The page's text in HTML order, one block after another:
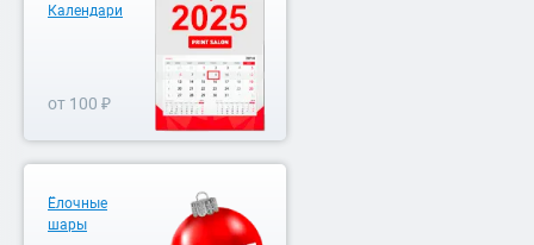
Календари
от 100 ₽
Ёлочные
шары